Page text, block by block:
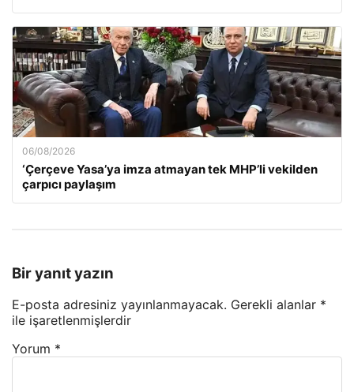
06/08/2026
‘Çerçeve Yasa’ya imza atmayan tek MHP’li vekilden
çarpıcı paylaşım
Bir yanıt yazın
E-posta adresiniz yayınlanmayacak. Gerekli alanlar *
ile işaretlenmişlerdir
Yorum *